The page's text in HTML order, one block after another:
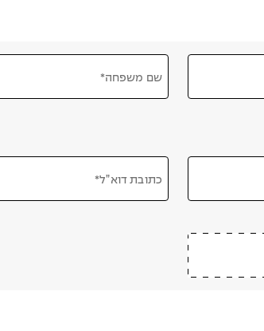
שם משפחה*
כתובת דוא”ל*